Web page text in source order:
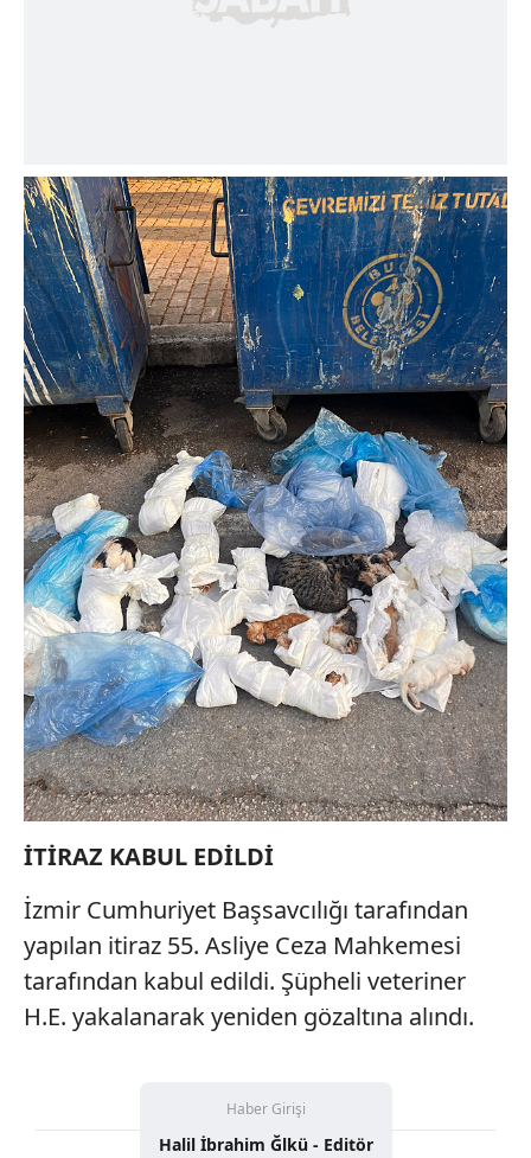
sınırlı olarak açık rızanız dahilinde kullanılacaktır.
6698 sayılı Kişisel Verilerin Korunması Kanunu uyarınca
hazırlanmış Aydınlatma Metnimizi okumak ve sitemizde
ilgili mevzuata uygun olarak kullanılan çerezlerle ilgili bilgi
almak için lütfentıklayınız .
İTİRAZ KABUL EDİLDİ
İzmir Cumhuriyet Başsavcılığı tarafından
yapılan itiraz 55. Asliye Ceza Mahkemesi
tarafından kabul edildi. Şüpheli veteriner
H.E. yakalanarak yeniden gözaltına alındı.
Haber Girişi
Halil İbrahim Ğlkü - Editör